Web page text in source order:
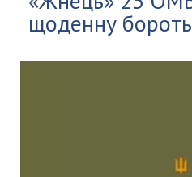
щоденну